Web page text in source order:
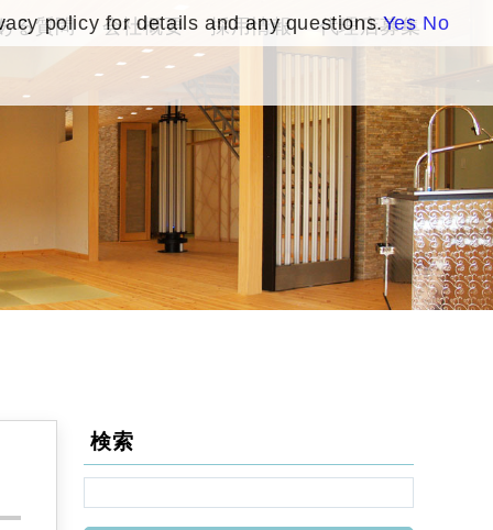
る質問 会社概要 採用情報 代理店募集
検索
policy for details and any questions.Yes No